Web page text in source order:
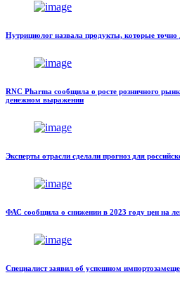
Нутрициолог назвала продукты, которые
RNC Pharma сообщила о росте розничного
денежном выражении
Эксперты отрасли сделали прогноз для
ФАС сообщила о снижении в 2023 году цен на
Специалист заявил об успешном